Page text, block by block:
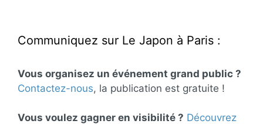
Communiquez sur Le Japon à Paris :
Vous organisez un événement grand public ?
Contactez-nous, la publication est gratuite !
Vous voulez gagner en visibilité ? Découvrez